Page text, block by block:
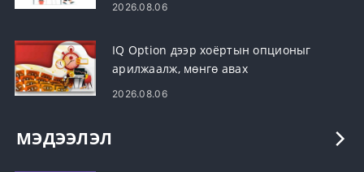
2026.08.06
IQ Option дээр хоёртын опционыг
арилжаалж, мөнгө авах
2026.08.06
МЭДЭЭЛЭЛ